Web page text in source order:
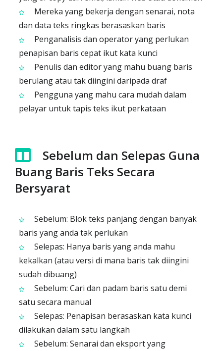
Mereka yang bekerja dengan senarai, nota
dan data teks ringkas berasaskan baris
Penganalisis dan operator yang perlukan
penapisan baris cepat ikut kata kunci
Penulis dan editor yang mahu buang baris
berulang atau tak diingini daripada draf
Pengguna yang mahu cara mudah dalam
pelayar untuk tapis teks ikut perkataan
Sebelum dan Selepas Guna
Buang Baris Teks Secara
Bersyarat
Sebelum: Blok teks panjang dengan banyak
baris yang anda tak perlukan
Selepas: Hanya baris yang anda mahu
kekalkan (atau versi di mana baris tak diingini
sudah dibuang)
Sebelum: Cari dan padam baris satu demi
satu secara manual
Selepas: Penapisan berasaskan kata kunci
dilakukan dalam satu langkah
Sebelum: Senarai dan eksport yang